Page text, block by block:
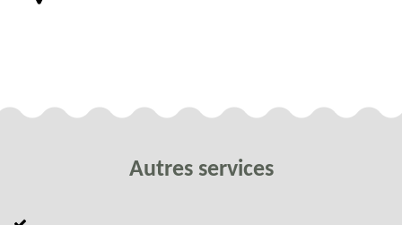
Autres services